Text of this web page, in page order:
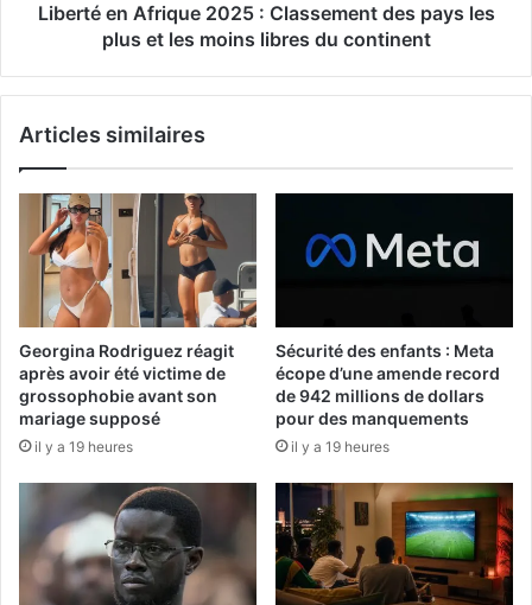
Liberté en Afrique 2025 : Classement des pays les
plus et les moins libres du continent
Articles similaires
Georgina Rodriguez réagit
après avoir été victime de
grossophobie avant son
mariage supposé
il y a 19 heures
Sécurité des enfants : Meta
écope d’une amende record
de 942 millions de dollars
pour des manquements
il y a 19 heures